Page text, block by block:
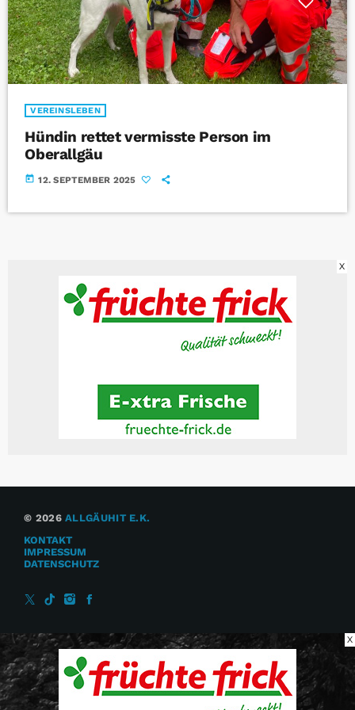
VEREINSLEBEN
Hündin rettet vermisste Person im
Oberallgäu
today 12. SEPTEMBER 2025
X
© 2026ALLGÄUHIT E.K.
KONTAKT
IMPRESSUM
DATENSCHUTZ
X